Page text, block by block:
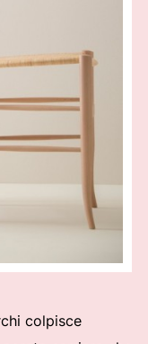
colpisce